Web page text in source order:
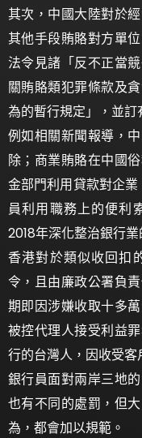
其次，中國大陸對於
其他手段賄賂對方單
法令見諸「反不正當
關賄賂類犯罪條款及
為的暫行規定」，並訂
例如相關新聞報導，
除；商業賄賂在中國
金部門利用貸款對企
員利用職務上的便利
2018年深化整治銀行業
香港對於類似收回扣
令，且由廉政公署負
期即因涉嫌收取十多
被控代理人接受利益
行的台灣人，因收受客
銀行員面對兩岸三地
也有不同的處罰，但
為，都會加以規範。